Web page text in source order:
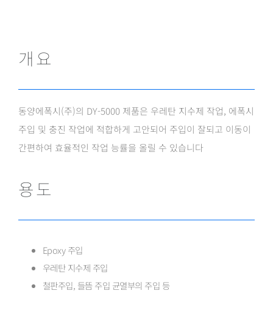
개요
동양에폭시(주)의 DY-5000 제품은 우레탄 지수제 작업, 에폭시
주입 및 충진 작업에 적합하게 고안되어 주입이 잘되고 이동이
간편하여 효율적인 작업 능률을 올릴 수 있습니다
용도
Epoxy 주입
우레탄 지수제 주입
철판주입, 들뜸 주입 균열부의 주입 등